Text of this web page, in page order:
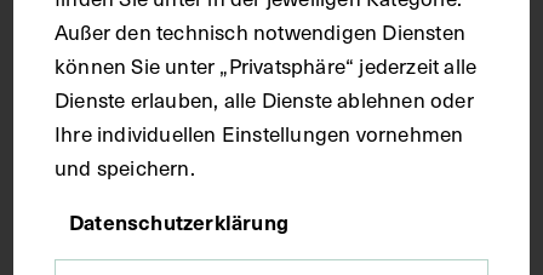
Seitenblatt 38,8 x 26,3 cm
Kurzbeschreibung
Der Text ist die ergänzende Beschreibung in
italienischer Sprache zum anatomischen
Außer den technisch notwendigen Diensten
können Sie unter „Privatsphäre“ jederzeit alle
Dienste erlauben, alle Dienste ablehnen oder
Ihre individuellen Einstellungen vornehmen
und speichern.
Datenschutzerklärung